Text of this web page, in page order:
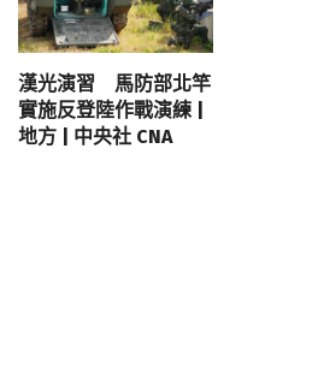
漢光演習 馬防部北竿
實施反登陸作戰演練 |
地方 | 中央社 CNA